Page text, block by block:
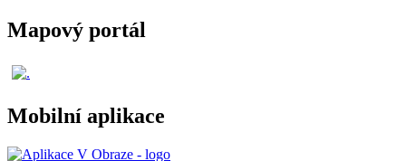
Mapový portál
Mobilní aplikace